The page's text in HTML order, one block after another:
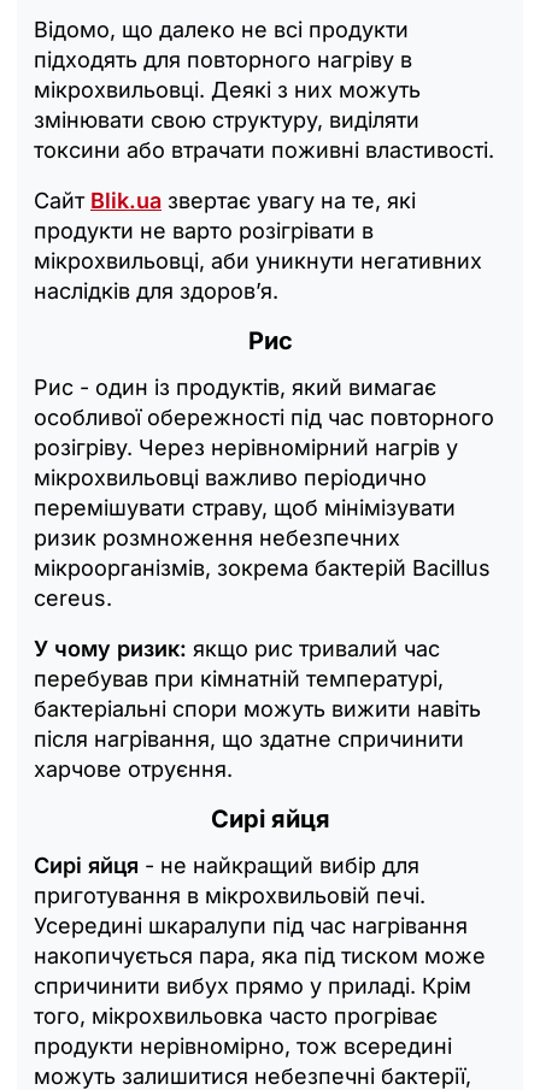
Відомо, що далеко не всі продукти
підходять для повторного нагріву в
мікрохвильовці. Деякі з них можуть
змінювати свою структуру, виділяти
токсини або втрачати поживні властивості.
Сайт Blik.ua звертає увагу на те, які
продукти не варто розігрівати в
мікрохвильовці, аби уникнути негативних
наслідків для здоров’я.
Рис
Рис - один із продуктів, який вимагає
особливої обережності під час повторного
розігріву. Через нерівномірний нагрів у
мікрохвильовці важливо періодично
перемішувати страву, щоб мінімізувати
ризик розмноження небезпечних
мікроорганізмів, зокрема бактерій Bacillus
cereus.
У чому ризик: якщо рис тривалий час
перебував при кімнатній температурі,
бактеріальні спори можуть вижити навіть
після нагрівання, що здатне спричинити
харчове отруєння.
Сирі яйця
Сирі яйця - не найкращий вибір для
приготування в мікрохвильовій печі.
Усередині шкаралупи під час нагрівання
накопичується пара, яка під тиском може
спричинити вибух прямо у приладі. Крім
того, мікрохвильовка часто прогріває
продукти нерівномірно, тож всередині
можуть залишитися небезпечні бактерії,